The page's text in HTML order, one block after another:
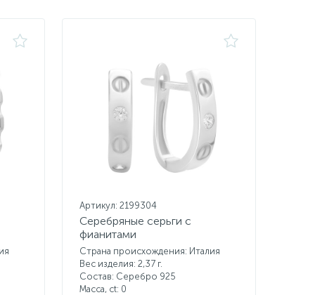
Артикул: 2199304
Серебряные серьги с
фианитами
Страна происхождения: Италия
Вес изделия: 2,37 г.
Состав: Серебро 925
Масса, ct: 0